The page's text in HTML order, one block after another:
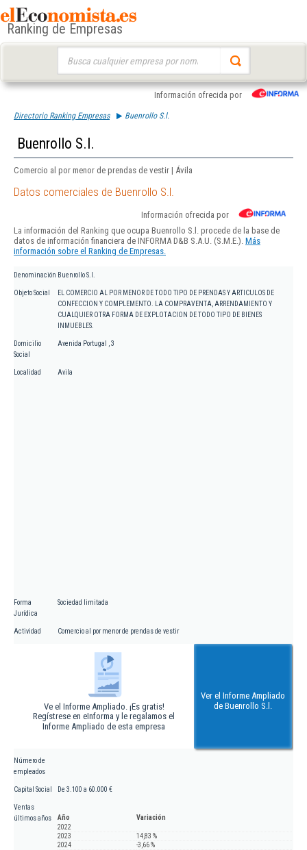
Ranking de Empresas
Información ofrecida por
Directorio Ranking Empresas Buenrollo S.l.
Buenrollo S.l.
Comercio al por menor de prendas de vestir | Ávila
Datos comerciales de Buenrollo S.l.
Información ofrecida por
La información del Ranking que ocupa Buenrollo S.l. procede de la base de
datos de información financiera de INFORMA D&B S.A.U. (S.M.E.). Más
información sobre el Ranking de Empresas.
Denominación Buenrollo S.l.
Objeto Social
EL COMERCIO AL POR MENOR DE TODO TIPO DE PRENDAS Y ARTICULOS DE
CONFECCION Y COMPLEMENTO. LA COMPRAVENTA, ARRENDAMIENTO Y
CUALQUIER OTRA FORMA DE EXPLOTACION DE TODO TIPO DE BIENES
INMUEBLES.
Domicilio
Social
Avenida Portugal , 3
Localidad Avila
Forma
Jurídica
Sociedad limitada
Actividad Comercio al por menor de prendas de vestir
Ve el Informe Ampliado. ¡Es gratis!
Regístrese en eInforma y le regalamos el
Informe Ampliado de esta empresa
Ver el Informe Ampliado
de Buenrollo S.l.
Número de
empleados
Capital Social De 3.100 a 60.000 €
Ventas
últimos años
Año
Variación
2022
2023
14,83 %
2024
-3,66 %